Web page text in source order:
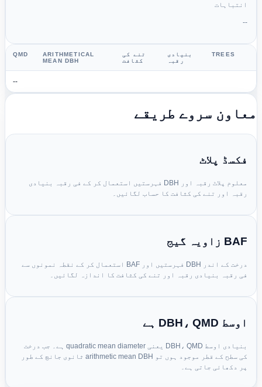
انتباہات
TREES
بنیادی
رقبہ
تنے کی
کثافت
ARITHMETICAL
MEAN DBH
QMD
سروے طریقے
فکسڈ پلاٹ
معلوم پلاٹ رقبہ اور DBH فہرستیں استعمال کر کے فی رقبہ بنیادی
رقبہ اور تنے کی کثافت کا حساب لگائیں۔
BAF زاویہ گیج
درخت کے اندر DBH فہرستیں اور BAF استعمال کر کے نقطہ نمونوں سے
فی رقبہ بنیادی رقبہ اور تنے کی کثافت کا اندازہ لگائیں۔
اوسط DBH، QMD ہے
بنیادی اوسط DBH، QMD یعنی quadratic mean diameter ہے۔ جب درخت
کی سطح کے قطر موجود ہوں تو arithmetic mean DBH ثانوی جانچ کے طور
پر دکھائی جاتی ہے۔